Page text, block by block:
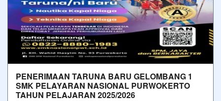
PENERIMAAN TARUNA BARU GELOMBANG 1
SMK PELAYARAN NASIONAL PURWOKERTO
TAHUN PELAJARAN 2025/2026